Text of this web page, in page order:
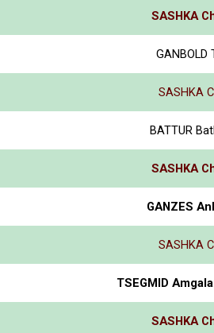
SASHKA
GANBOLD
SASHKA
BATTUR
SASHKA
GANZES
SASHKA
TSEGMID
SASHKA